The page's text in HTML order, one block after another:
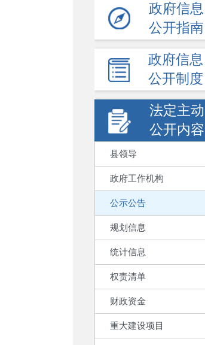
政府信息
公开指南
政府信息
公开制度
法定主动
公开内容
县领导
政府工作机构
公示公告
规划信息
统计信息
权责清单
财政资金
重大建设项目